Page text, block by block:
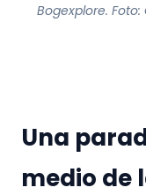
Bogexplore.
Una
medio de